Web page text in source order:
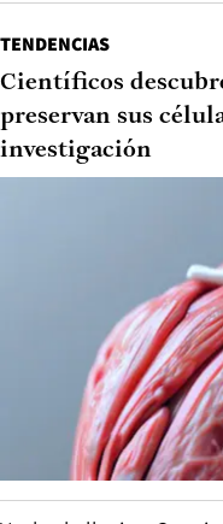
TENDENCIAS
Científicos
preservan sus
investigación